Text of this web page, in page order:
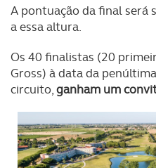
A pontuação da final será
a essa altura.
Os 40 finalistas (20
Gross) à data da
circuito,ganham um